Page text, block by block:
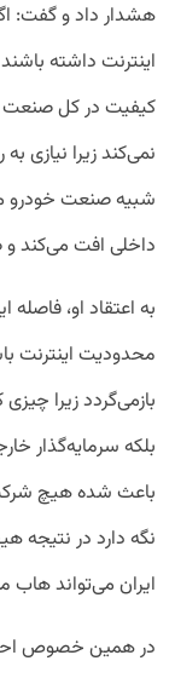
هشدار داد و گفت:
اینترنت داشته
کیفیت در کل صنعت
نمی‌کند زیرا نیازی
شبیه صنعت خودرو
داخلی افت می‌کند
به اعتقاد او، فاصله
محدودیت اینترنت
بازمی‌گردد زیرا
بلکه سرمایه‌گذار
باعث شده هیچ
نگه دارد در نتیجه
ایران می‌تواند هاب
در همین خصوص